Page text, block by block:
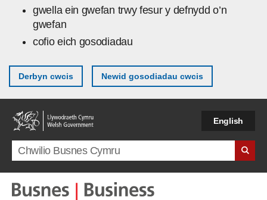
gwella ein gwefan trwy fesur y defnydd o’n
gwefan
cofio eich gosodiadau
Derbyn cwcis Newid gosodiadau cwcis
English
Search term